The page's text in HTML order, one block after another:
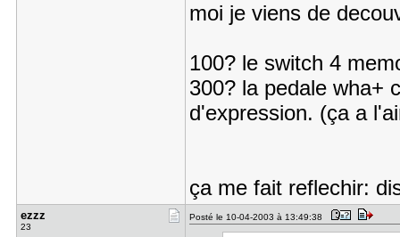
moi je viens de
100? le switch 4
300? la pedale wha+
d'expression. (ça a
ça me fait reflechir:
ezzz
23
Posté le 10-04-2003 à 13:49:38